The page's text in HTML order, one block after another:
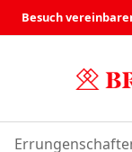
Besuch